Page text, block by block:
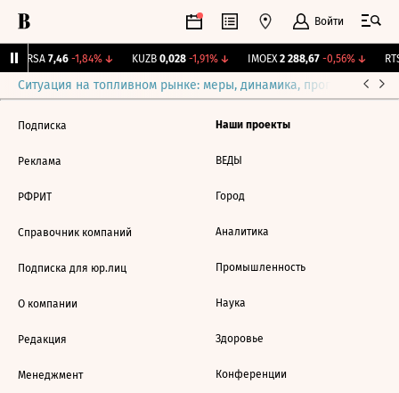
Войти
ARSA 7,46 -1,84%↓ KUZB 0,028 -1,91%↓ IMOEX 2 288,67 -0,56%↓
Ситуация на топливном рынке: меры, динамика, прогнозы
Подписка
Реклама
РФРИТ
Справочник компаний
Подписка для юр.лиц
О компании
Редакция
Менеджмент
Наши проекты
ВЕДЫ
Город
Аналитика
Промышленность
Наука
Здоровье
Конференции